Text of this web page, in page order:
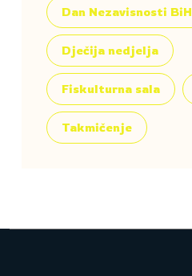
Dan Nezavisnosti BiH
Dječija nedjelja
Fiskulturna sala
Takmičenje